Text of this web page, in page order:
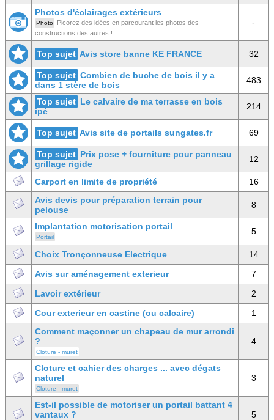
Photos d'éclairages extérieurs
Photo
Picorez des idées en parcourant les photos des
constructions des autres !
-
Top sujet Avis store banne KE FRANCE 32
Top sujet Combien de buche de bois il y a
dans 1 stère de bois
483
Top sujet Le calvaire de ma terrasse en bois
ipé
214
Top sujet Avis site de portails sungates.fr 69
Top sujet Prix pose + fourniture pour panneau
grillage rigide
12
Carport en limite de propriété
16
Avis devis pour préparation terrain pour
pelouse
8
Implantation motorisation portail
Portail
5
Choix Tronçonneuse Electrique
14
Avis sur aménagement exterieur
7
Lavoir extérieur
2
Cour exterieur en castine (ou calcaire)
1
Comment maçonner un chapeau de mur arrondi
?
Cloture - muret
4
Cloture et cahier des charges ... avec dégats
naturel
Cloture - muret
3
Est-il possible de motoriser un portail battant 4
vantaux ?
5